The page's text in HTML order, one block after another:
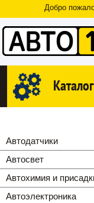
Добро
Автодатчики
Автосвет
Автохимия и
Автоэлектроника